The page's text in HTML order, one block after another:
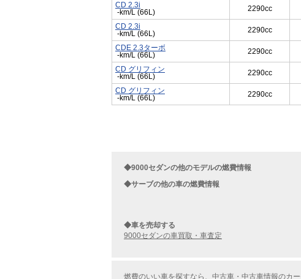
CD 2.3i
-km/L (66L)
2290cc
CD 2.3i
-km/L (66L)
2290cc
CDE 2.3ターボ
-km/L (66L)
2290cc
CD グリフィン
-km/L (66L)
2290cc
CD グリフィン
-km/L (66L)
2290cc
◆9000セダンの他のモデルの燃費情報
◆サーブの他の車の燃費情報
◆車を売却する
9000セダンの車買取・車査定
燃費のいい車を探すなら、中古車・中古車情報のカ